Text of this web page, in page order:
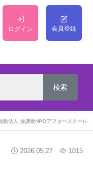
ログイン 会員登録
動法人 放課後NPOアフタースクール
2026.05.27 1015